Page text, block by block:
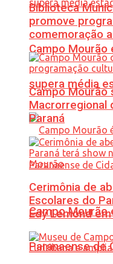
Campo Mourão
supera média
Campo Mourão
Paranaense de
Biblioteca
promove
comemoração
Campo Mourão
Macrorregional
Paraná
Cerimônia de
Escolares do
Edy Lemond